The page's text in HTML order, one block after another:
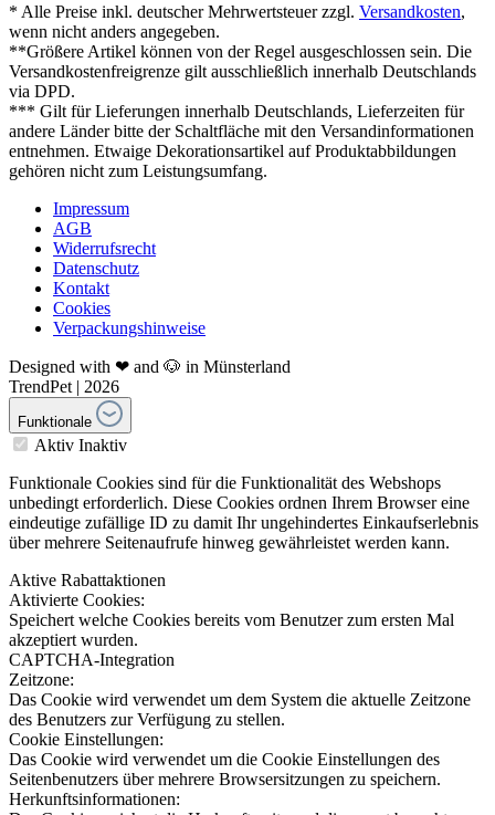
* Alle Preise inkl. deutscher Mehrwertsteuer zzgl. Versandkosten,
wenn nicht anders angegeben.
**Größere Artikel können von der Regel ausgeschlossen sein. Die
Versandkostenfreigrenze gilt ausschließlich innerhalb Deutschlands
via DPD.
*** Gilt für Lieferungen innerhalb Deutschlands, Lieferzeiten für
andere Länder bitte der Schaltfläche mit den Versandinformationen
entnehmen. Etwaige Dekorationsartikel auf Produktabbildungen
gehören nicht zum Leistungsumfang.
Impressum
AGB
Widerrufsrecht
Datenschutz
Kontakt
Cookies
Verpackungshinweise
Designed with ❤ and 🐶 in Münsterland
TrendPet | 2026
Funktionale
Aktiv Inaktiv
Funktionale Cookies sind für die Funktionalität des Webshops
unbedingt erforderlich. Diese Cookies ordnen Ihrem Browser eine
eindeutige zufällige ID zu damit Ihr ungehindertes Einkaufserlebnis
über mehrere Seitenaufrufe hinweg gewährleistet werden kann.
Aktive Rabattaktionen
Aktivierte Cookies:
Speichert welche Cookies bereits vom Benutzer zum ersten Mal
akzeptiert wurden.
CAPTCHA-Integration
Zeitzone:
Das Cookie wird verwendet um dem System die aktuelle Zeitzone
des Benutzers zur Verfügung zu stellen.
Cookie Einstellungen:
Das Cookie wird verwendet um die Cookie Einstellungen des
Seitenbenutzers über mehrere Browsersitzungen zu speichern.
Herkunftsinformationen: